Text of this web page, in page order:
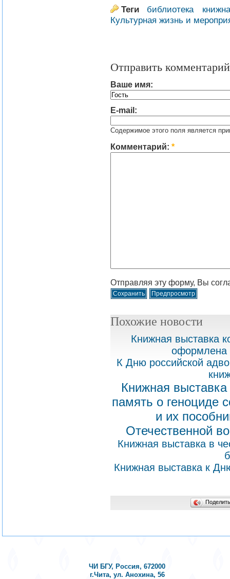
Теги библиотека
Культурная жизнь и
Отправить комментарий
Ваше имя:
E-mail:
Содержимое этого поля является
Комментарий: *
Отправляя эту форму, Вы
Похожие новости
Книжная выставка
оформлена
К Дню российской
Книжная
память о геноциде
и их
Отечественной
Книжная выставка в
Книжная выставка к
ЧИ БГУ, Россия, 672000
г.Чита, ул. Анохина, 56